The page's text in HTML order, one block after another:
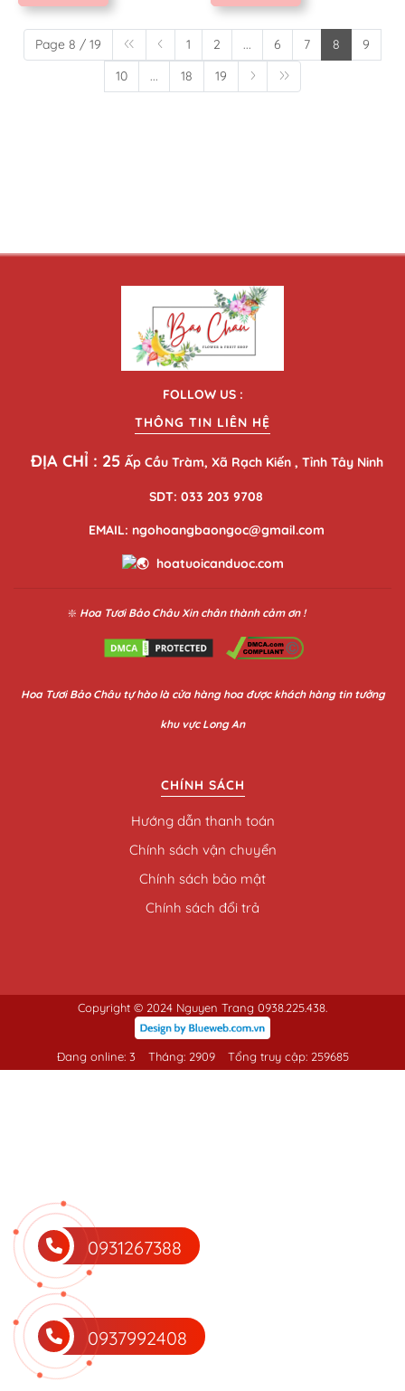
Page 8 / 19 1 2 ... 6 7 8
9
10
... 18 19
FOLLOW US :
THÔNG TIN LIÊN HỆ
ĐỊA CHỈ : 25 Ấp Cầu Tràm, Xã Rạch Kiến , Tỉnh Tây Ninh
SDT: 033 203 9708
EMAIL: ngohoangbaongoc@gmail.com
hoatuoicanduoc.com
❇️ Hoa Tươi Bảo Châu Xin chân thành cảm ơn !
Hoa Tươi Bảo Châutự hào là cửa hàng hoa được khách hàng tin tưởng
khu vực Long An
CHÍNH SÁCH
Hướng dẫn thanh toán
Chính sách vận chuyển
Chính sách bảo mật
Chính sách đổi trả
Copyright © 2024 Nguyen Trang 0938.225.438.
Đang online: 3 Tháng: 2909 Tổng truy cập: 259685
0931267388
0937992408